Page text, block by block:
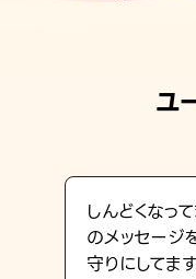
ユ
しんどくなっ
のメッセージ
守りにしてます